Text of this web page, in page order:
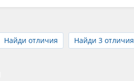
Найди отличия Найди 3 отличия